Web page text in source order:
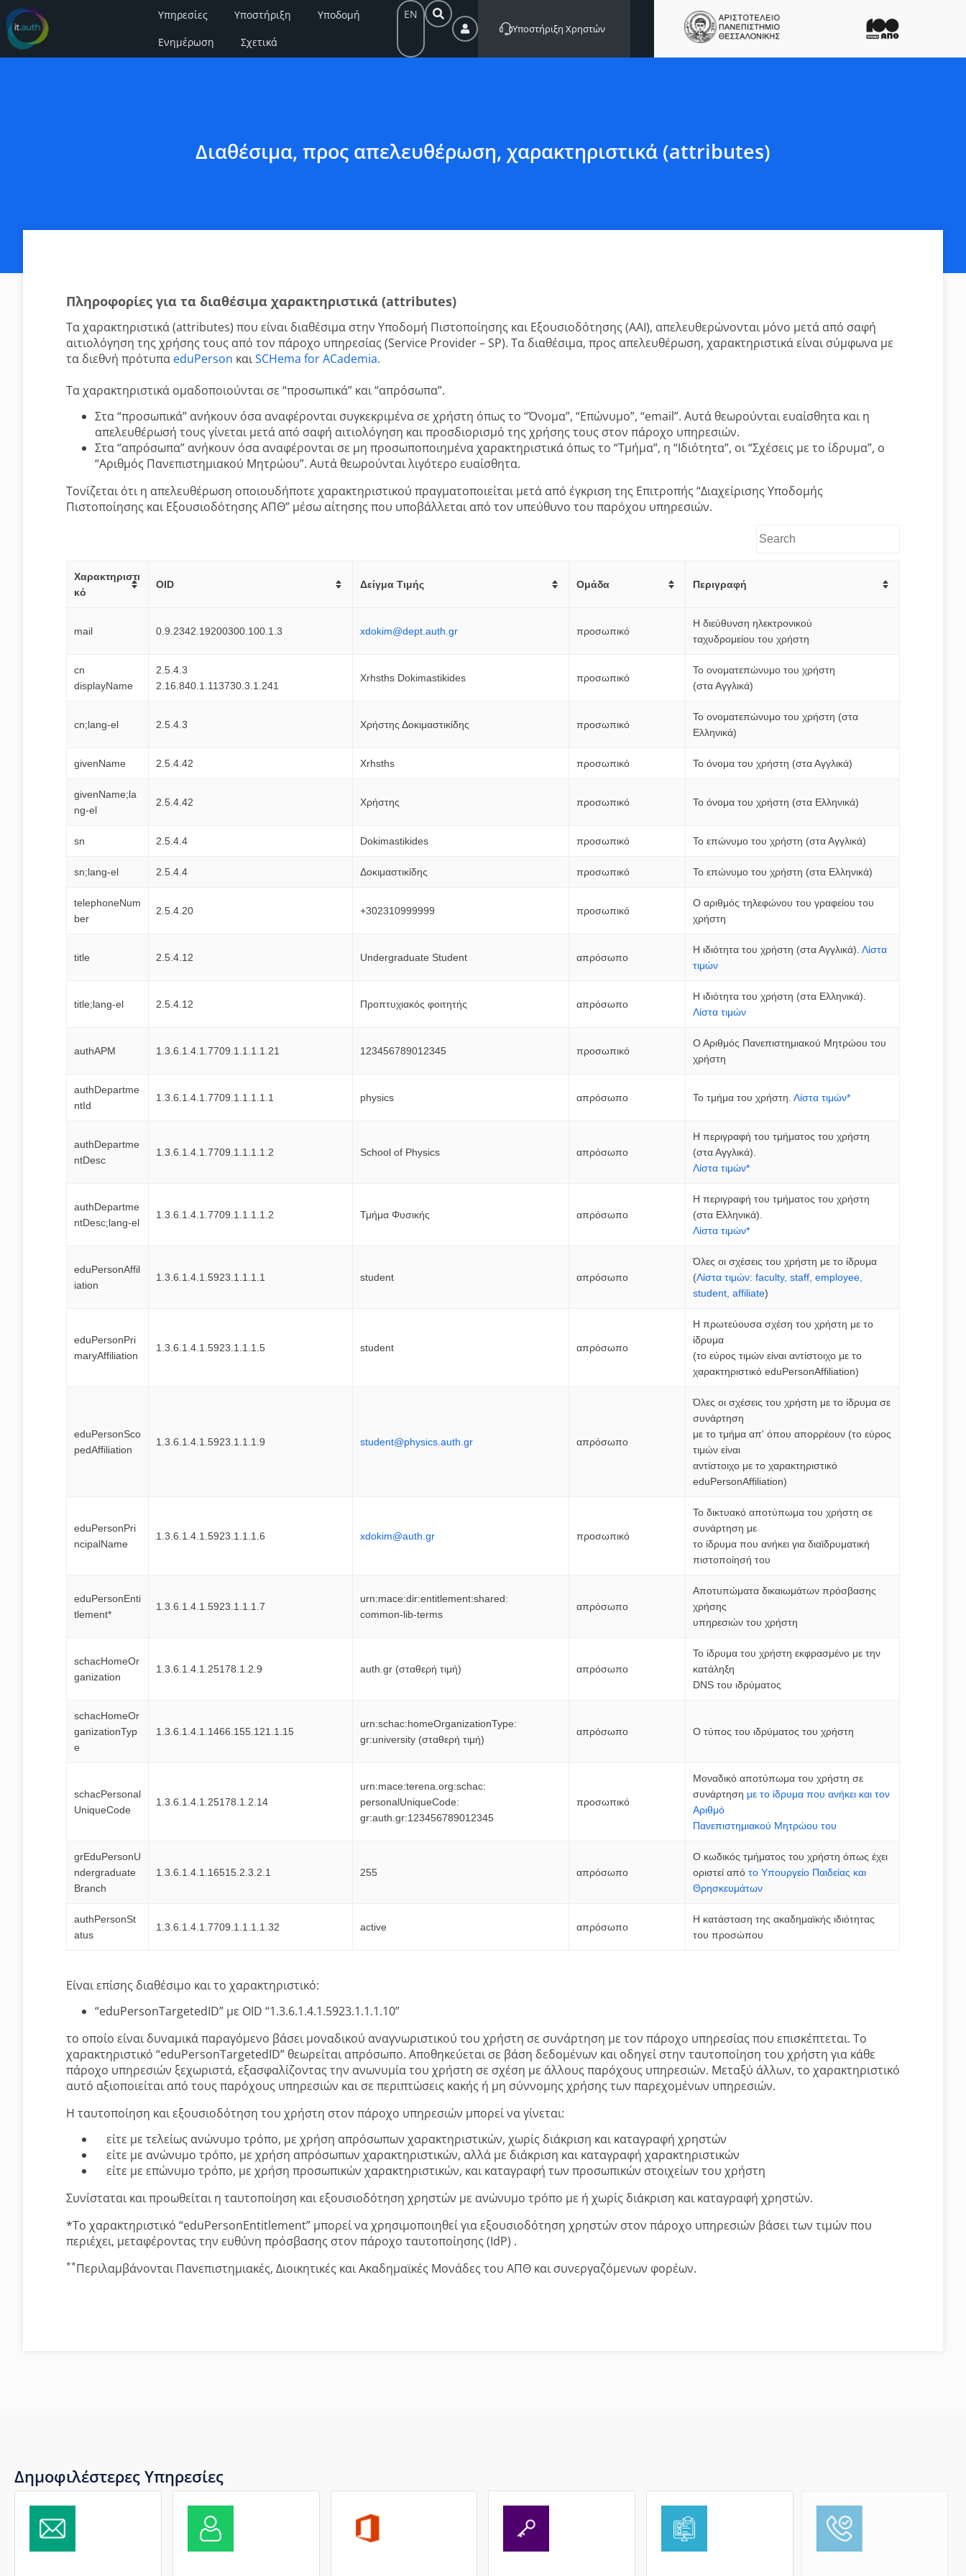
Υπηρεσίες Υποστήριξη
Υποδομή
Ενημέρωση
Σχετικά
EN
Υποστήριξη Χρηστών
Διαθέσιμα, προς απελευθέρωση, χαρακτηριστικά (attributes)
Πληροφορίες για τα διαθέσιμα χαρακτηριστικά (attributes)
Τα χαρακτηριστικά (attributes) που είναι διαθέσιμα στην Υποδομή Πιστοποίησης και Εξουσιοδότησης (AAI), απελευθερώνονται μόνο μετά από σαφή
αιτιολόγηση της χρήσης τους από τον πάροχο υπηρεσίας (Service Provider – SP). Τα διαθέσιμα, προς απελευθέρωση, χαρακτηριστικά είναι σύμφωνα με
τα διεθνή πρότυπα eduPerson καιSCHema for ACademia.
Τα χαρακτηριστικά ομαδοποιούνται σε “προσωπικά” και “απρόσωπα”.
Στα “προσωπικά” ανήκουν όσα αναφέρονται συγκεκριμένα σε χρήστη όπως το “Όνομα”, “Επώνυμο”, “email”. Αυτά θεωρούνται ευαίσθητα και η
απελευθέρωσή τους γίνεται μετά από σαφή αιτιολόγηση και προσδιορισμό της χρήσης τους στον πάροχο υπηρεσιών.
Στα “απρόσωπα” ανήκουν όσα αναφέρονται σε μη προσωποποιημένα χαρακτηριστικά όπως το “Τμήμα”, η “Ιδιότητα”, οι “Σχέσεις με το ίδρυμα”, ο
“Αριθμός Πανεπιστημιακού Μητρώου”. Αυτά θεωρούνται λιγότερο ευαίσθητα.
Τονίζεται ότι η απελευθέρωση οποιουδήποτε χαρακτηριστικού πραγματοποιείται μετά από έγκριση της Επιτροπής “Διαχείρισης Υποδομής
Πιστοποίησης και Εξουσιοδότησης ΑΠΘ” μέσω αίτησης που υποβάλλεται από τον υπεύθυνο του παρόχου υπηρεσιών.
Χαρακτηριστι
κό
OID Δείγμα Τιμής Ομάδα Περιγραφή
mail 0.9.2342.19200300.100.1.3 xdokim@dept.auth.gr προσωπικό
Η διεύθυνση ηλεκτρονικού
ταχυδρομείου του χρήστη
cn
displayName
2.5.4.3
2.16.840.1.113730.3.1.241
Xrhsths Dokimastikides προσωπικό
Το ονοματεπώνυμο του χρήστη
(στα Αγγλικά)
cn;lang-el 2.5.4.3 Χρήστης Δοκιμαστικίδης προσωπικό
Το ονοματεπώνυμο του χρήστη (στα
Ελληνικά)
givenName 2.5.4.42 Xrhsths προσωπικό Το όνομα του χρήστη (στα Αγγλικά)
givenName;la
ng-el
2.5.4.42 Χρήστης προσωπικό Το όνομα του χρήστη (στα Ελληνικά)
sn 2.5.4.4 Dokimastikides προσωπικό Το επώνυμο του χρήστη (στα Αγγλικά)
sn;lang-el 2.5.4.4 Δοκιμαστικίδης προσωπικό Το επώνυμο του χρήστη (στα Ελληνικά)
telephoneNum
ber
2.5.4.20 +302310999999 προσωπικό
Ο αριθμός τηλεφώνου του γραφείου του
χρήστη
title 2.5.4.12 Undergraduate Student απρόσωπο
Η ιδιότητα του χρήστη (στα Αγγλικά). Λίστα
τιμών
title;lang-el 2.5.4.12 Προπτυχιακός φοιτητής απρόσωπο
Η ιδιότητα του χρήστη (στα Ελληνικά).
Λίστα τιμών
authAPM 1.3.6.1.4.1.7709.1.1.1.1.21 123456789012345 προσωπικό
Ο Αριθμός Πανεπιστημιακού Μητρώου του
χρήστη
authDepartme
ntId
1.3.6.1.4.1.7709.1.1.1.1.1 physics απρόσωπο Το τμήμα του χρήστη. Λίστα τιμών*
authDepartme
ntDesc
1.3.6.1.4.1.7709.1.1.1.1.2 School of Physics απρόσωπο
Η περιγραφή του τμήματος του χρήστη
(στα Αγγλικά).
Λίστα τιμών*
authDepartme
ntDesc;lang-el
1.3.6.1.4.1.7709.1.1.1.1.2 Τμήμα Φυσικής απρόσωπο
Η περιγραφή του τμήματος του χρήστη
(στα Ελληνικά).
Λίστα τιμών*
eduPersonAffil
iation
1.3.6.1.4.1.5923.1.1.1.1 student απρόσωπο
Όλες οι σχέσεις του χρήστη με το ίδρυμα
(Λίστα τιμών: faculty, staff, employee,
student, affiliate)
eduPersonPri
maryAffiliation
1.3.6.1.4.1.5923.1.1.1.5 student απρόσωπο
Η πρωτεύουσα σχέση του χρήστη με το
ίδρυμα
(το εύρος τιμών είναι αντίστοιχο με το
χαρακτηριστικό eduPersonAffiliation)
eduPersonSco
pedAffiliation
1.3.6.1.4.1.5923.1.1.1.9 student@physics.auth.gr απρόσωπο
Όλες οι σχέσεις του χρήστη με το ίδρυμα σε
συνάρτηση
με το τμήμα απ' όπου απορρέουν (το εύρος
τιμών είναι
αντίστοιχο με το χαρακτηριστικό
eduPersonAffiliation)
eduPersonPri
ncipalName
1.3.6.1.4.1.5923.1.1.1.6 xdokim@auth.gr προσωπικό
Το δικτυακό αποτύπωμα του χρήστη σε
συνάρτηση με
το ίδρυμα που ανήκει για διαϊδρυματική
πιστοποίησή του
eduPersonEnti
tlement*
1.3.6.1.4.1.5923.1.1.1.7
urn:mace:dir:entitlement:shared:
common-lib-terms
απρόσωπο
Αποτυπώματα δικαιωμάτων πρόσβασης
χρήσης
υπηρεσιών του χρήστη
schacHomeOr
ganization
1.3.6.1.4.1.25178.1.2.9 auth.gr (σταθερή τιμή) απρόσωπο
Το ίδρυμα του χρήστη εκφρασμένο με την
κατάληξη
DNS του ιδρύματος
schacHomeOr
ganizationTyp
e
1.3.6.1.4.1.1466.155.121.1.15
urn:schac:homeOrganizationType:
gr:university (σταθερή τιμή)
απρόσωπο Ο τύπος του ιδρύματος του χρήστη
schacPersonal
UniqueCode
1.3.6.1.4.1.25178.1.2.14
urn:mace:terena.org:schac:
personalUniqueCode:
gr:auth.gr:123456789012345
προσωπικό
Μοναδικό αποτύπωμα του χρήστη σε
συνάρτηση με το ίδρυμα που ανήκει και τον
Αριθμό
Πανεπιστημιακού Μητρώου του
grEduPersonU
ndergraduate
Branch
1.3.6.1.4.1.16515.2.3.2.1 255 απρόσωπο
Ο κωδικός τμήματος του χρήστη όπως έχει
οριστεί από το Υπουργείο Παιδείας και
Θρησκευμάτων
authPersonSt
atus
1.3.6.1.4.1.7709.1.1.1.1.32 active απρόσωπο
Η κατάσταση της ακαδημαϊκής ιδιότητας
του προσώπου
Είναι επίσης διαθέσιμο και το χαρακτηριστικό:
“eduPersonTargetedID” με OID “1.3.6.1.4.1.5923.1.1.1.10”
το οποίο είναι δυναμικά παραγόμενο βάσει μοναδικού αναγνωριστικού του χρήστη σε συνάρτηση με τον πάροχο υπηρεσίας που επισκέπτεται. Το
χαρακτηριστικό “eduPersonTargetedID” θεωρείται απρόσωπο. Αποθηκεύεται σε βάση δεδομένων και οδηγεί στην ταυτοποίηση του χρήστη για κάθε
πάροχο υπηρεσιών ξεχωριστά, εξασφαλίζοντας την ανωνυμία του χρήστη σε σχέση με άλλους παρόχους υπηρεσιών. Μεταξύ άλλων, το χαρακτηριστικό
αυτό αξιοποιείται από τους παρόχους υπηρεσιών και σε περιπτώσεις κακής ή μη σύννομης χρήσης των παρεχομένων υπηρεσιών.
Η ταυτοποίηση και εξουσιοδότηση του χρήστη στον πάροχο υπηρεσιών μπορεί να γίνεται:
είτε με τελείως ανώνυμο τρόπο, με χρήση απρόσωπων χαρακτηριστικών, χωρίς διάκριση και καταγραφή χρηστών
είτε με ανώνυμο τρόπο, με χρήση απρόσωπων χαρακτηριστικών, αλλά με διάκριση και καταγραφή χαρακτηριστικών
είτε με επώνυμο τρόπο, με χρήση προσωπικών χαρακτηριστικών, και καταγραφή των προσωπικών στοιχείων του χρήστη
Συνίσταται και προωθείται η ταυτοποίηση και εξουσιοδότηση χρηστών με ανώνυμο τρόπο με ή χωρίς διάκριση και καταγραφή χρηστών.
*Το χαρακτηριστικό “eduPersonEntitlement” μπορεί να χρησιμοποιηθεί για εξουσιοδότηση χρηστών στον πάροχο υπηρεσιών βάσει των τιμών που
περιέχει, μεταφέροντας την ευθύνη πρόσβασης στον πάροχο ταυτοποίησης (IdP) .
**Περιλαμβάνονται Πανεπιστημιακές, Διοικητικές και Ακαδημαϊκές Μονάδες του ΑΠΘ και συνεργαζόμενων φορέων.
Δημοφιλέστερες Υπηρεσίες